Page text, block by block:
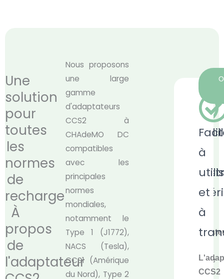
Une
solution
pour
toutes
les
normes
de
recharge
À
propos
de
l'adaptateur
Nous proposons
une large
gamme
d'adaptateurs
CCS2 à
CHAdeMO DC
compatibles
avec les
principales
normes
mondiales,
notamment le
Type 1 (J1772),
NACS (Tesla),
CCS1 (Amérique
du Nord), Type 2
de
Notre
charge
CCS2
à
et
à
CCS2